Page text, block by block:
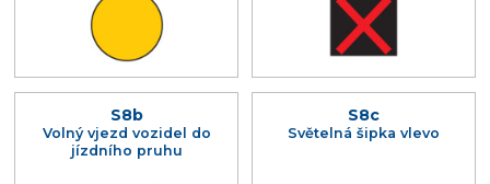
S8b
Volný vjezd vozidel do
jízdního pruhu
S8c
Světelná šipka vlevo